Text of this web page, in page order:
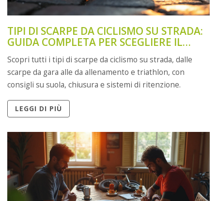
TIPI DI SCARPE DA CICLISMO SU STRADA:
GUIDA COMPLETA PER SCEGLIERE IL
MODELLO GIUSTO
Scopri tutti i tipi di scarpe da ciclismo su strada, dalle
scarpe da gara alle da allenamento e triathlon, con
consigli su suola, chiusura e sistemi di ritenzione.
LEGGI DI PIÙ